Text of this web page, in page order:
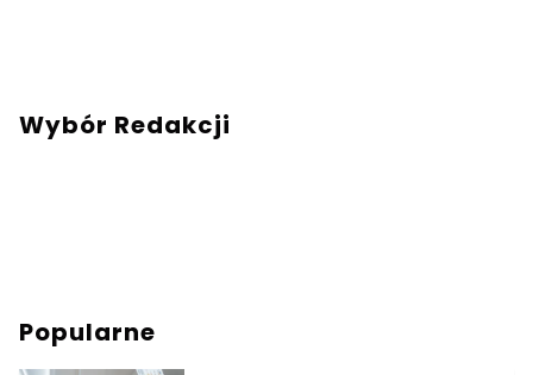
Wybór Redakcji
Popularne